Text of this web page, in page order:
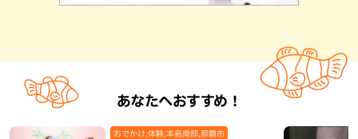
あなたへおすすめ！
おでかけ,体験,本島南部,那覇市